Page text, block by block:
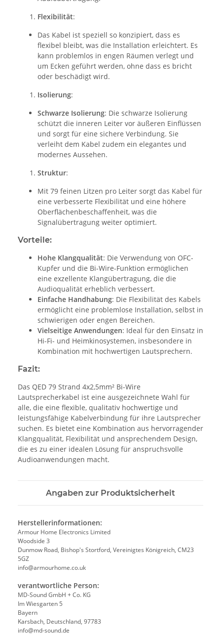
Flexibilität:
Das Kabel ist speziell so konzipiert, dass es
flexibel bleibt, was die Installation erleichtert. Es
kann problemlos in engen Räumen verlegt und
um Ecken geführt werden, ohne dass es bricht
oder beschädigt wird.
Isolierung:
Schwarze Isolierung: Die schwarze Isolierung
schützt die inneren Leiter vor äußeren Einflüssen
und sorgt für eine sichere Verbindung. Sie
verleiht dem Kabel zudem ein elegantes und
modernes Aussehen.
Struktur:
Mit 79 feinen Litzen pro Leiter sorgt das Kabel für
eine verbesserte Flexibilität und eine höhere
Oberflächenbeschaffenheit, was die
Signalübertragung weiter optimiert.
Vorteile:
Hohe Klangqualität: Die Verwendung von OFC-
Kupfer und die Bi-Wire-Funktion ermöglichen
eine exzellente Klangübertragung, die die
Audioqualität erheblich verbessert.
Einfache Handhabung: Die Flexibilität des Kabels
ermöglicht eine problemlose Installation, selbst in
schwierigen oder engen Bereichen.
Vielseitige Anwendungen: Ideal für den Einsatz in
Hi-Fi- und Heimkinosystemen, insbesondere in
Kombination mit hochwertigen Lautsprechern.
Fazit:
Das QED 79 Strand 4x2,5mm² Bi-Wire
Lautsprecherkabel ist eine ausgezeichnete Wahl für
alle, die eine flexible, qualitativ hochwertige und
leistungsfähige Kabelverbindung für ihre Lautsprecher
suchen. Es bietet eine Kombination aus hervorragender
Klangqualität, Flexibilität und ansprechendem Design,
die es zu einer idealen Lösung für anspruchsvolle
Audioanwendungen macht.
Angaben zur Produktsicherheit
Herstellerinformationen:
Armour Home Electronics Limited
Woodside 3
Dunmow Road, Bishop's Stortford, Vereinigtes Königreich, CM23
5GZ
info@armourhome.co.uk
verantwortliche Person:
MD-Sound GmbH + Co. KG
Im Wiesgarten 5
Bayern
Karsbach, Deutschland, 97783
info@md-sound.de